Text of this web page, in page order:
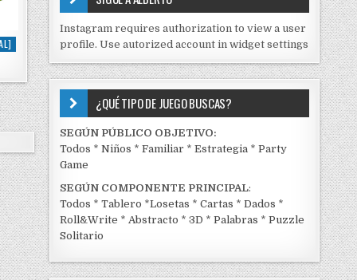
J
C
K
Instagram requires authorization to view a user
profile. Use autorized account in widget settings
¿QUÉ TIPO DE JUEGO BUSCAS?
SEGÚN PÚBLICO OBJETIVO:
Todos *Niños *Familiar *Estrategia *Party
Game
SEGÚN COMPONENTE PRINCIPAL:
Todos *Tablero *Losetas *Cartas *Dados *
Roll&Write *Abstracto *3D *Palabras *Puzzle
Solitario